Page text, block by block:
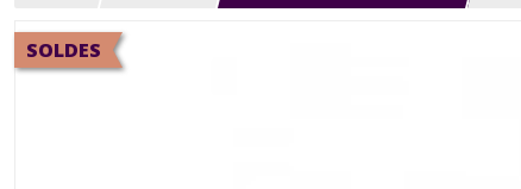
SOLDES